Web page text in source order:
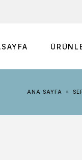
ANA SAYFA